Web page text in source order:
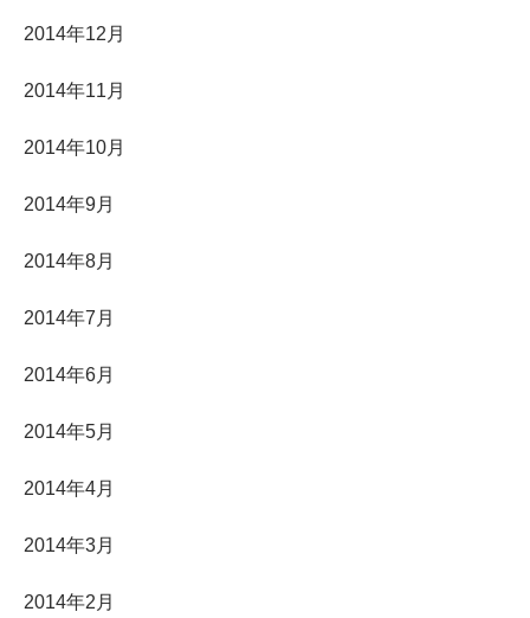
2014年12月
2014年11月
2014年10月
2014年9月
2014年8月
2014年7月
2014年6月
2014年5月
2014年4月
2014年3月
2014年2月